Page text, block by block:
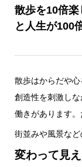
散歩を10倍
と人生が100
散歩はからだや心
創造性を刺激し
働きがあります
街並みや風景など
変わって見